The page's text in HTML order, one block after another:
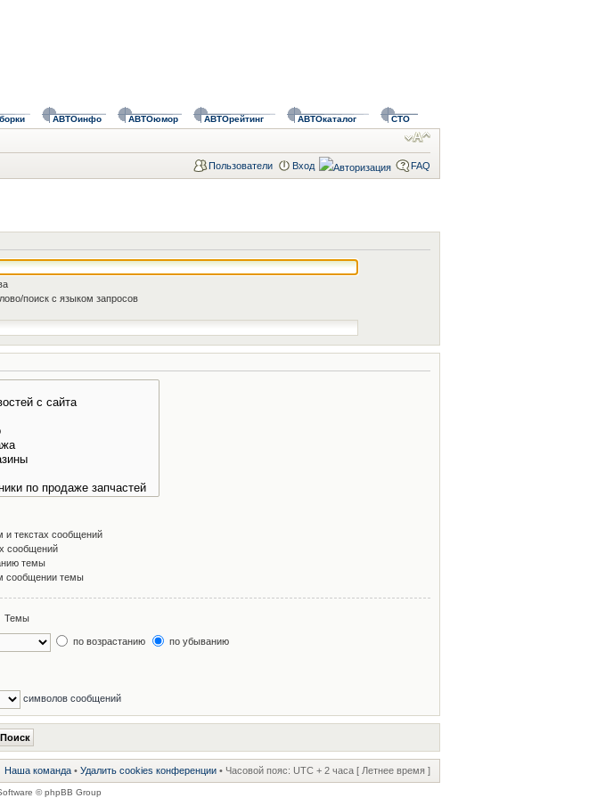
АВТОинфо АВТОюмор АВТОрейтинг АВТОкаталог СТО
Пользователи Вход FAQ
поиск с языком запросов
и текстах сообщений
сообщений
темы
сообщении темы
Темы
по возрастанию по убыванию
символов сообщений
Наша команда • Удалить cookies конференции • Часовой пояс: UTC + 2 часа [ Летнее время ]
© phpBB Group